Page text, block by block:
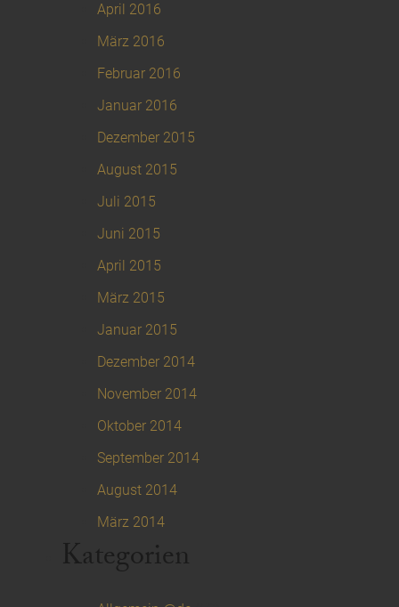
April 2016
März 2016
Februar 2016
Januar 2016
Dezember 2015
August 2015
Juli 2015
Juni 2015
April 2015
März 2015
Januar 2015
Dezember 2014
November 2014
Oktober 2014
September 2014
August 2014
März 2014
Kategorien